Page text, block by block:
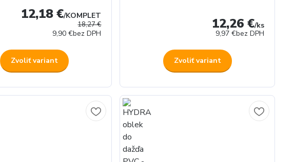
18,27 €
12,18 €/KOMPLET
9,90 €bez DPH
Zvoliť variant
12,26 €/ks
9,97 €bez DPH
Zvoliť variant